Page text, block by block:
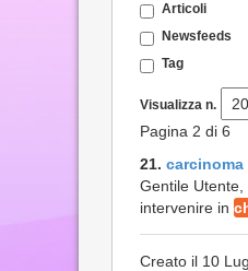
Articoli
Newsfeeds
Tag
Visualizza n.
Pagina 2 di 6
21.
Gentile
intervenire in
Creato il 10